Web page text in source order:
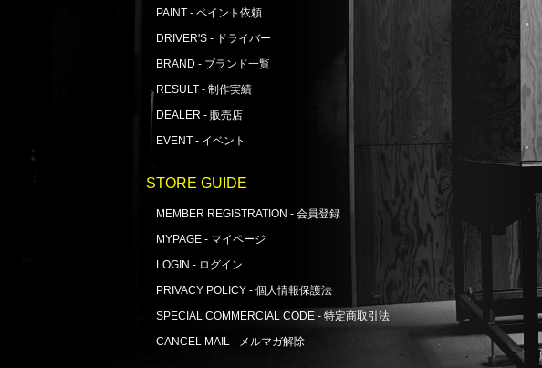
PAINT - ペイント依頼
DRIVER'S - ドライバー
BRAND - ブランド一覧
RESULT - 制作実績
DEALER - 販売店
EVENT - イベント
STORE GUIDE
MEMBER REGISTRATION - 会員登録
MYPAGE - マイページ
LOGIN - ログイン
PRIVACY POLICY - 個人情報保護法
SPECIAL COMMERCIAL CODE - 特定商取引法
CANCEL MAIL - メルマガ解除